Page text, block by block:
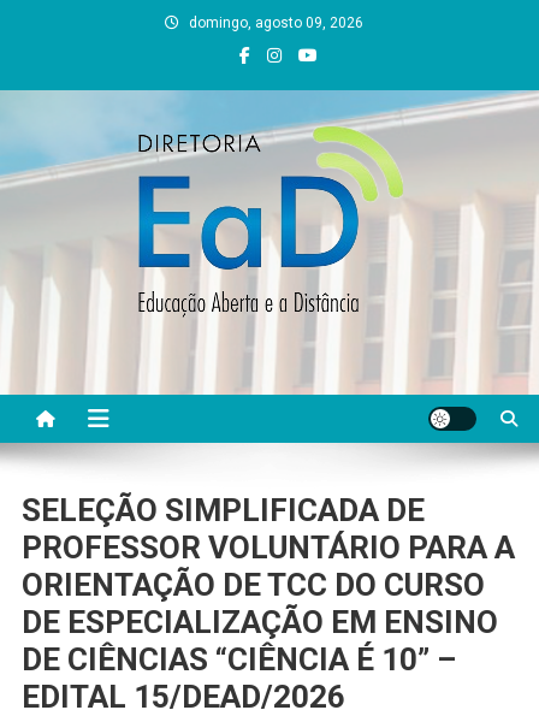
domingo, agosto 09, 2026
DEAD UFVJM
SELEÇÃO SIMPLIFICADA DE
PROFESSOR VOLUNTÁRIO PARA A
ORIENTAÇÃO DE TCC DO CURSO
DE ESPECIALIZAÇÃO EM ENSINO
DE CIÊNCIAS “CIÊNCIA É 10” –
EDITAL 15/DEAD/2026